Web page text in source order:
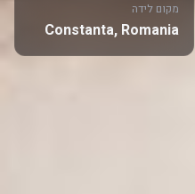
מקום לידה
Constanta, Romania